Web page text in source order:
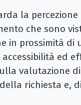
la
che sono
in prossimità di
ed
valutazione
richiesta e,